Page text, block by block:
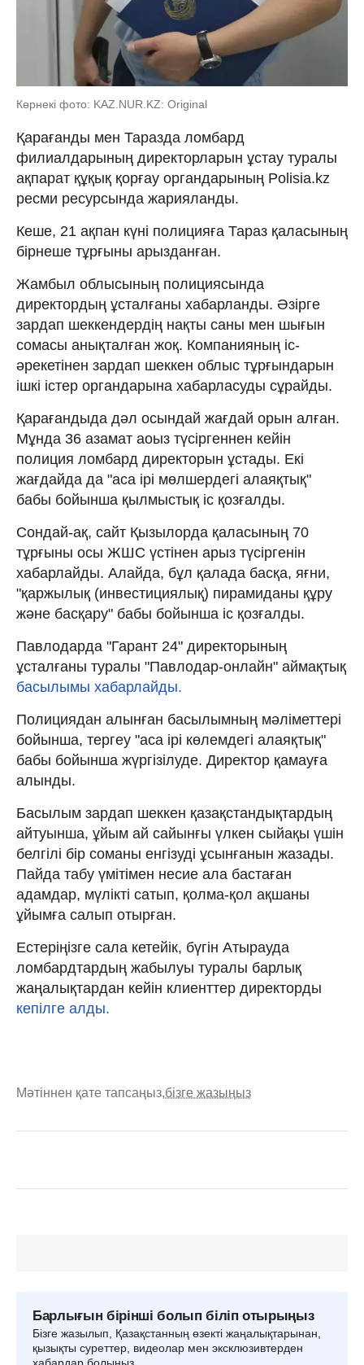
Көрнекі фото: KAZ.NUR.KZ: Original
Қарағанды мен Таразда ломбард
филиалдарының директорларын ұстау туралы
ақпарат құқық қорғау органдарының Polisia.kz
ресми ресурсында жарияланды.
Кеше, 21 ақпан күні полицияға Тараз қаласының
бірнеше тұрғыны арызданған.
Жамбыл облысының полициясында
директордың ұсталғаны хабарланды. Әзірге
зардап шеккендердің нақты саны мен шығын
сомасы анықталған жоқ. Компанияның іс-
әрекетінен зардап шеккен облыс тұрғындарын
ішкі істер органдарына хабарласуды сұрайды.
Қарағандыда дәл осындай жағдай орын алған.
Мұнда 36 азамат аоыз түсіргеннен кейін
полиция ломбард директорын ұстады. Екі
жағдайда да "аса ірі мөлшердегі алаяқтық"
бабы бойынша қылмыстық іс қозғалды.
Сондай-ақ, сайт Қызылорда қаласының 70
тұрғыны осы ЖШС үстінен арыз түсіргенін
хабарлайды. Алайда, бұл қалада басқа, яғни,
"қаржылық (инвестициялық) пирамиданы құру
және басқару" бабы бойынша іс қозғалды.
Павлодарда "Гарант 24" директорының
ұсталғаны туралы "Павлодар-онлайн" аймақтық
басылымы хабарлайды.
Полициядан алынған басылымның мәліметтері
бойынша, тергеу "аса ірі көлемдегі алаяқтық"
бабы бойынша жүргізілуде. Директор қамауға
алынды.
Басылым зардап шеккен қазақстандықтардың
айтуынша, ұйым ай сайынғы үлкен сыйақы үшін
белгілі бір соманы енгізуді ұсынғанын жазады.
Пайда табу үмітімен несие ала бастаған
адамдар, мүлікті сатып, қолма-қол ақшаны
ұйымға салып отырған.
Естеріңізге сала кетейік, бүгін Атырауда
ломбардтардың жабылуы туралы барлық
жаңалықтардан кейін клиенттер директорды
кепілге алды.
Мәтіннен қате тапсаңыз,бізге жазыңыз
Барлығын бірінші болып біліп отырыңыз
Бізге жазылып, Қазақстанның өзекті жаңалықтарынан,
қызықты суреттер, видеолар мен эксклюзивтерден